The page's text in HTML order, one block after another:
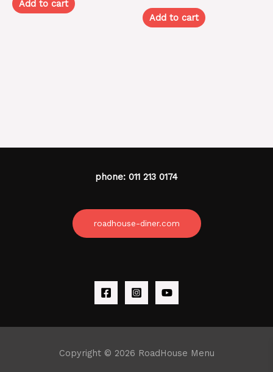
Add to cart
Add to cart
phone: 011 213 0174
roadhouse-diner.com
Copyright © 2026 RoadHouse Menu